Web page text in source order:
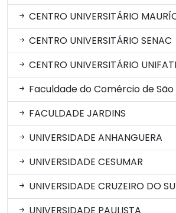
CENTRO UNIVERSITÁRIO
CENTRO UNIVERSITÁRIO SENAC
CENTRO UNIVERSITÁRIO
Faculdade do Comércio de São
FACULDADE JARDINS
UNIVERSIDADE ANHANGUERA
UNIVERSIDADE CESUMAR
UNIVERSIDADE CRUZEIRO DO